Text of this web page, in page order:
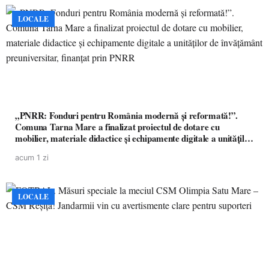
LOCALE
„PNRR: Fonduri pentru România modernă și reformată!”.
Comuna Tarna Mare a finalizat proiectul de dotare cu
mobilier, materiale didactice și echipamente digitale a unităților
acum 1 zi
LOCALE